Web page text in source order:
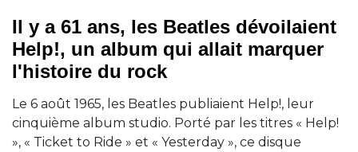
Il y a 61 ans, les Beatles dévoilaient
Help!, un album qui allait marquer
l'histoire du rock
Le 6 août 1965, les Beatles publiaient Help!, leur
cinquième album studio. Porté par les titres « Help!
», « Ticket to Ride » et « Yesterday », ce disque